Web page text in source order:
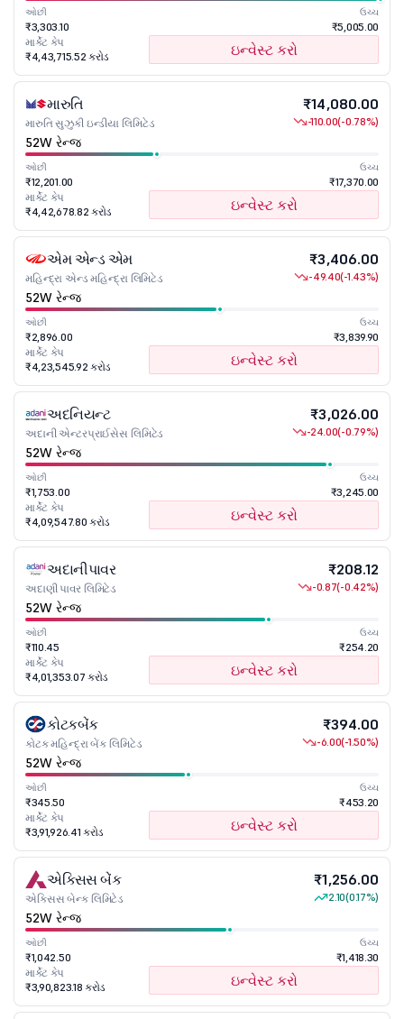
ઓછી
₹3,303.10
ઉચ્ચ
₹5,005.00
માર્કેટ કેપ
₹4,43,715.52 કરોડ
ઇન્વેસ્ટ કરો
મારુતિ
મારુતિ સુઝુકી ઇન્ડીયા લિમિટેડ
₹14,080.00
-110.00(-0.78%)
52W રેન્જ
ઓછી
₹12,201.00
ઉચ્ચ
₹17,370.00
માર્કેટ કેપ
₹4,42,678.82 કરોડ
ઇન્વેસ્ટ કરો
એમ એન્ડ એમ
મહિન્દ્રા એન્ડ મહિન્દ્રા લિમિટેડ
₹3,406.00
-49.40(-1.43%)
52W રેન્જ
ઓછી
₹2,896.00
ઉચ્ચ
₹3,839.90
માર્કેટ કેપ
₹4,23,545.92 કરોડ
ઇન્વેસ્ટ કરો
અદનિયન્ટ
અદાની એન્ટરપ્રાઈસેસ લિમિટેડ
₹3,026.00
-24.00(-0.79%)
52W રેન્જ
ઓછી
₹1,753.00
ઉચ્ચ
₹3,245.00
માર્કેટ કેપ
₹4,09,547.80 કરોડ
ઇન્વેસ્ટ કરો
અદાનીપાવર
અદાણી પાવર લિમિટેડ
₹208.12
-0.87(-0.42%)
52W રેન્જ
ઓછી
₹110.45
ઉચ્ચ
₹254.20
માર્કેટ કેપ
₹4,01,353.07 કરોડ
ઇન્વેસ્ટ કરો
કોટકબેંક
કોટક મહિન્દ્રા બેંક લિમિટેડ
₹394.00
-6.00(-1.50%)
52W રેન્જ
ઓછી
₹345.50
ઉચ્ચ
₹453.20
માર્કેટ કેપ
₹3,91,926.41 કરોડ
ઇન્વેસ્ટ કરો
એક્સિસ બેંક
એક્સિસ બેન્ક લિમિટેડ
₹1,256.00
2.10(0.17%)
52W રેન્જ
ઓછી
₹1,042.50
ઉચ્ચ
₹1,418.30
માર્કેટ કેપ
₹3,90,823.18 કરોડ
ઇન્વેસ્ટ કરો